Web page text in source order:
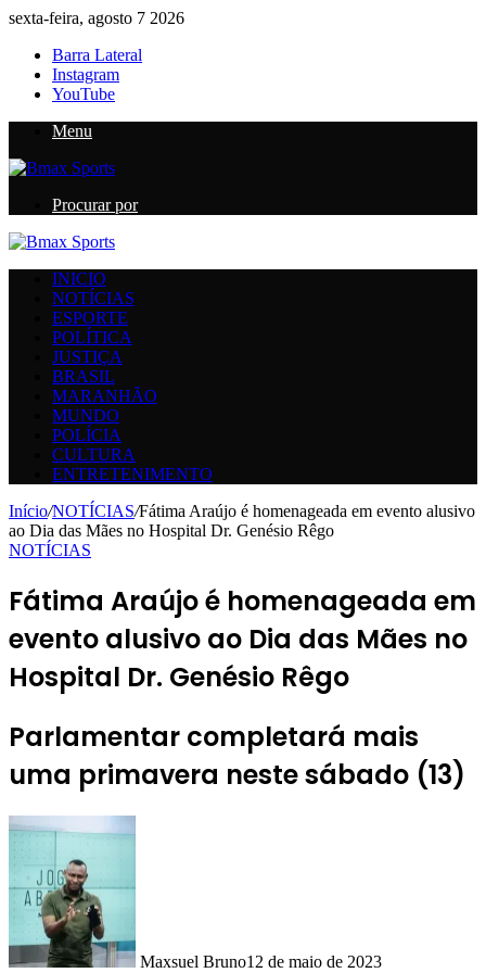
sexta-feira, agosto 7 2026
Barra Lateral
Instagram
YouTube
Menu
Procurar por
INICIO
NOTÍCIAS
ESPORTE
POLÍTICA
JUSTIÇA
BRASIL
MARANHÃO
MUNDO
POLÍCIA
CULTURA
ENTRETENIMENTO
Início/NOTÍCIAS/Fátima Araújo é homenageada em evento alusivo
ao Dia das Mães no Hospital Dr. Genésio Rêgo
NOTÍCIAS
Fátima Araújo é homenageada em
evento alusivo ao Dia das Mães no
Hospital Dr. Genésio Rêgo
Parlamentar completará mais
uma primavera neste sábado (13)
Maxsuel Bruno12 de maio de 2023